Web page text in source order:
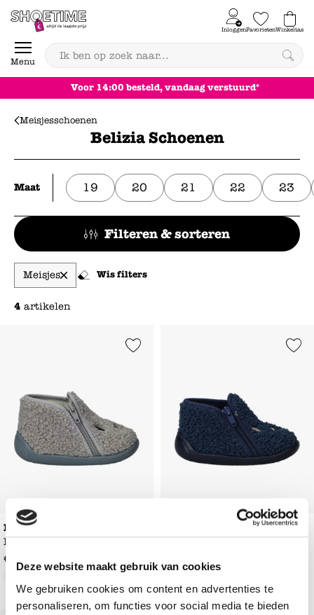
Deze website maakt gebruik van cookies
We gebruiken cookies om content en advertenties te
personaliseren, om functies voor social media te bieden
Skip to content
Menu
InloggenFavorietenWinkeltas
0
Voor 14:00 besteld, vandaag verstuurd*
Meisjesschoenen
Belizia Schoenen
Maat 19 20 21 22 23
Filteren & sorteren
Meisjes Wis filters
4 artikelen
Add to Wishlist
Belizia
Pantoffels
€
Add to